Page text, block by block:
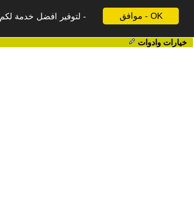
موافق - OK
لتوفير افضل خدمة